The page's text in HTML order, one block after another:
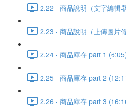
2.22 - 商品說明（文字編輯
2.23 - 商品說明（上傳圖片
2.24 - 商品庫存 part 1 (6:05)
2.25 - 商品庫存 part 2
2.26 - 商品庫存 part 3